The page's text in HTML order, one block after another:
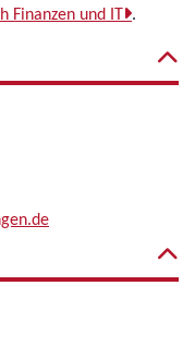
Finanzen und IT .